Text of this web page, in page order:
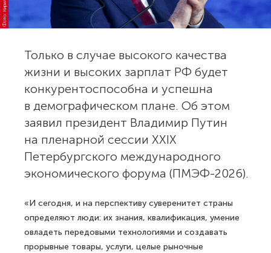
Только в случае высокого качества
жизни и высоких зарплат РФ будет
конкурентоспособна и успешна
в демографическом плане. Об этом
заявил президент Владимир Путин
на пленарной сессии XXIX
Петербургского международного
экономического форума (ПМЭФ-2026).
«И сегодня, и на перспективу суверенитет страны
определяют люди: их знания, квалификация, умение
овладеть передовыми технологиями и создавать
прорывные товары, услуги, целые рыночные